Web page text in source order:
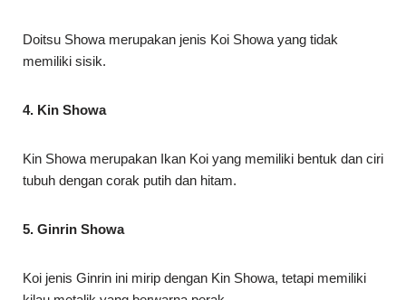
Doitsu Showa merupakan jenis Koi Showa yang tidak
memiliki sisik.
4. Kin Showa
Kin Showa merupakan Ikan Koi yang memiliki bentuk dan ciri
tubuh dengan corak putih dan hitam.
5. Ginrin Showa
Koi jenis Ginrin ini mirip dengan Kin Showa, tetapi memiliki